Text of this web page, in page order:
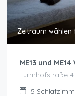
Zeitraum wählen
ME13 und
Turmhofstraße
5